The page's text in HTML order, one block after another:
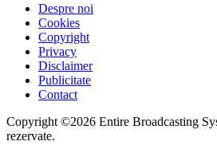
Despre noi
Cookies
Copyright
Privacy
Disclaimer
Publicitate
Contact
Copyright ©2026 Entire Broadcasting
rezervate.